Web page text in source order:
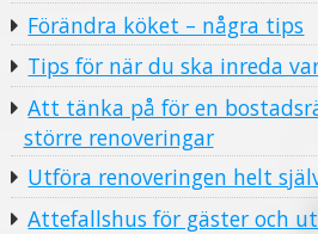
Förändra köket – några tips
Tips för när du ska inreda
Att tänka på för en
större renoveringar
Utföra renoveringen helt
Attefallshus för gäster och